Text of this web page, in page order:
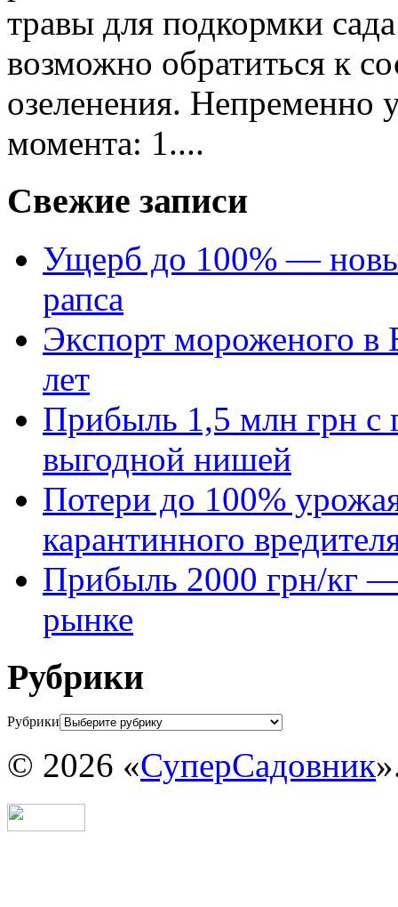
травы для подкормки
возможно обратиться к
озеленения. Непременно
момента: 1....
Свежие записи
Ущерб до 100% —
рапса
Экспорт мороженого в
лет
Прибыль 1,5 млн грн с
выгодной нишей
Потери до 100%
карантинного
Прибыль 2000 грн/кг —
рынке
Рубрики
Рубрики
© 2026 «СуперСадовник